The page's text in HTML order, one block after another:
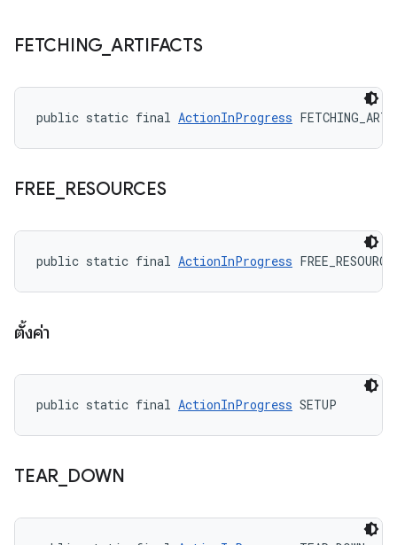
FETCHING ARTIFACTS
public static final ActionInProgress
FREE RESOURCES
public static final ActionInProgress
ตั้งค่า
public static final ActionInProgress SETUP
TEAR DOWN